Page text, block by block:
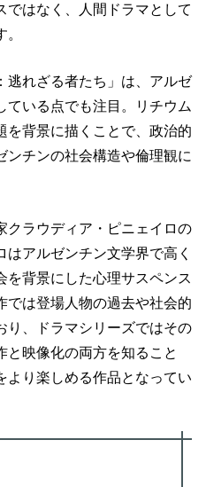
ではなく、人間ドラマとして
逃れざる者たち」は、アルゼ
ている点でも注目。リチウム
を背景に描くことで、政治的
ンチンの社会構造や倫理観に
クラウディア・ピニェイロの
アルゼンチン文学界で高く
を背景にした心理サスペンス
では登場人物の過去や社会的
り、ドラマシリーズではその
と映像化の両方を知ること
より楽しめる作品となってい